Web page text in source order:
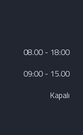
08.00 - 18:00
09:00 - 15.00
Kapalı